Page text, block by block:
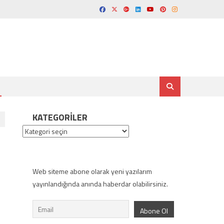
KATEGORILER
Kategoriler
Web siteme abone olarak yeni yazılarım
yayınlandığında anında haberdar olabilirsiniz.